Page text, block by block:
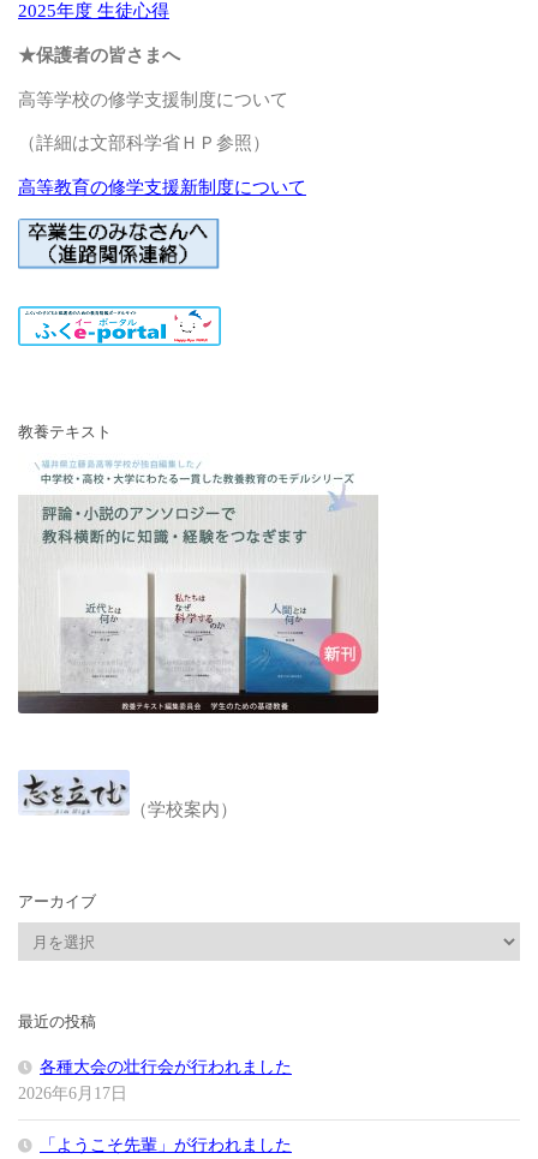
2025年度 生徒心得
★保護者の皆さまへ
高等学校の修学支援制度について
（詳細は文部科学省ＨＰ参照）
高等教育の修学支援新制度について
教養テキスト
（学校案内）
アーカイブ
ー
イ
最近の投稿
各種大会の壮行会が行われました
2026年6月17日
「ようこそ先輩」が行われました